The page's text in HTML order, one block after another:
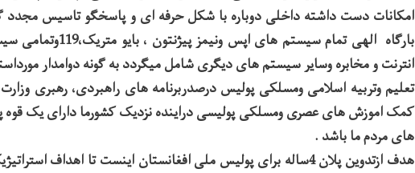
امکانات دست داشته داخلی دوباره با شکل حرفه ای و پاسخگو تاسیس مجدد
بارگاه الهی تمام
انترنت و مخابره وسایر سیستم های دیگری شامل میگردد به گونه دوامدار
تعلیم وتربیه اسلامی ومسلکی پولیس درصدربرنامه های راهبردی، رهبری وزارت
کمک اموزش های عصری ومسلکی پولیسی دراینده نزدیک کشورما دارای یک
های مردم ما باشد .
هدف ازتدوین پلان 4ساله برای پولیس ملی افغانستان اینست تا اهداف